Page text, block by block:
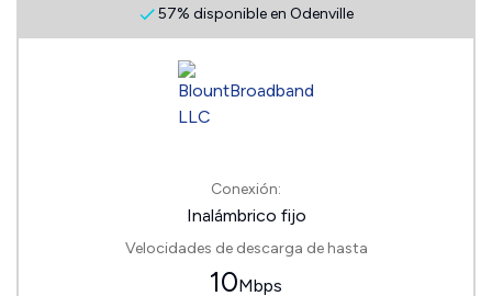
57% disponible en Odenville
Conexión:
Inalámbrico fijo
Velocidades de descarga de hasta
10Mbps